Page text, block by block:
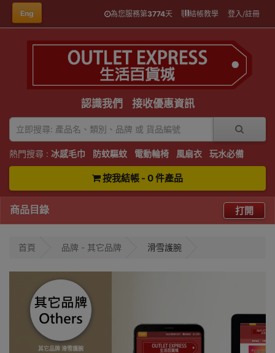
Eng 為您服務第3774天 結帳教學 登入/註冊
認識我們 接收優惠資訊
熱門搜尋 : 冰感毛巾 防蚊驅蚊 電動輪椅 風扇衣 玩水必備
按我結帳 - 0 件產品
商品目錄 打開
首頁 品牌 - 其它品牌 滑雪護腕
其它品牌 滑雪護腕